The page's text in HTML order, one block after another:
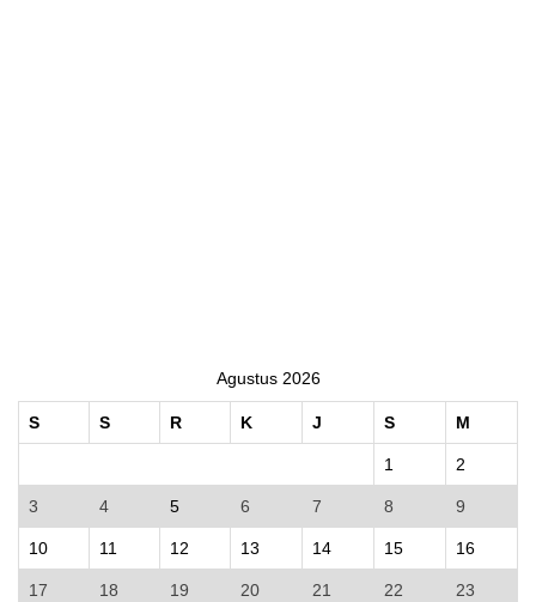
Agustus 2026
S S R K J S M
1 2
3 4 5 6 7 8 9
10 11 12 13 14 15 16
17 18 19 20 21 22 23